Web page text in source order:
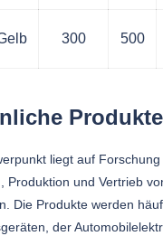
300 500
Produkte
liegt auf Forschung
Produktion und Vertrieb
Die Produkte werden
der